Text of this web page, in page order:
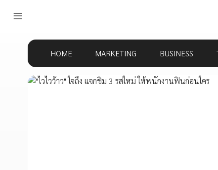
HOME MARKETING BUSINESS